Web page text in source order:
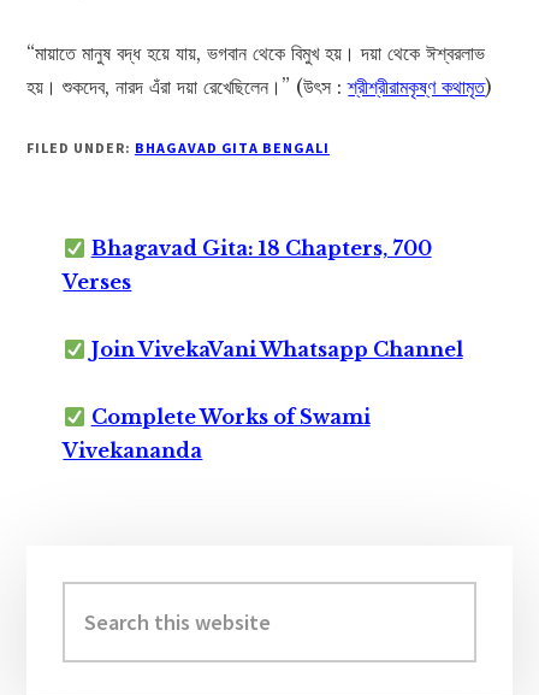
“মায়াতে মানুষ বদ্ধ হয়ে যায়, ভগবান থেকে বিমুখ হয়। দয়া থেকে ঈশ্বরলাভ
হয়। শুকদেব, নারদ এঁরা দয়া রেখেছিলেন।” (উৎস :শ্রীশ্রীরামকৃষ্ণ কথামৃত)
FILED UNDER: BHAGAVAD GITA BENGALI
Bhagavad Gita: 18 Chapters, 700
Verses
Join VivekaVani Whatsapp Channel
Complete Works of Swami
Vivekananda
Sidebar
this
website